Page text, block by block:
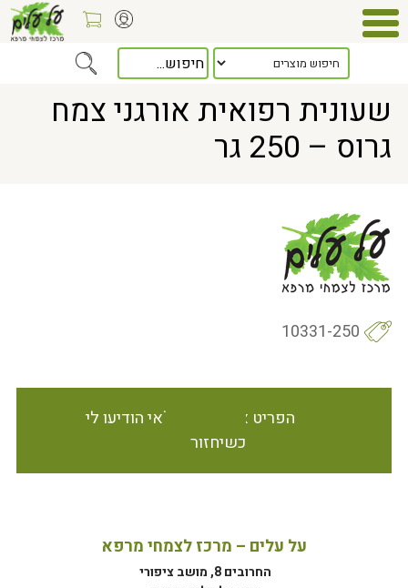
> שעונית רפואית אורגני צמח גרוס – 250 גר
שעונית רפואית אורגני צמח
גרוס – 250 גר
10331-250
הפריט אינו זמין במלאי הודיעו לי
כשיחזור
על עלים – מרכז לצמחי מרפא
החרובים 8, מושב ציפורי